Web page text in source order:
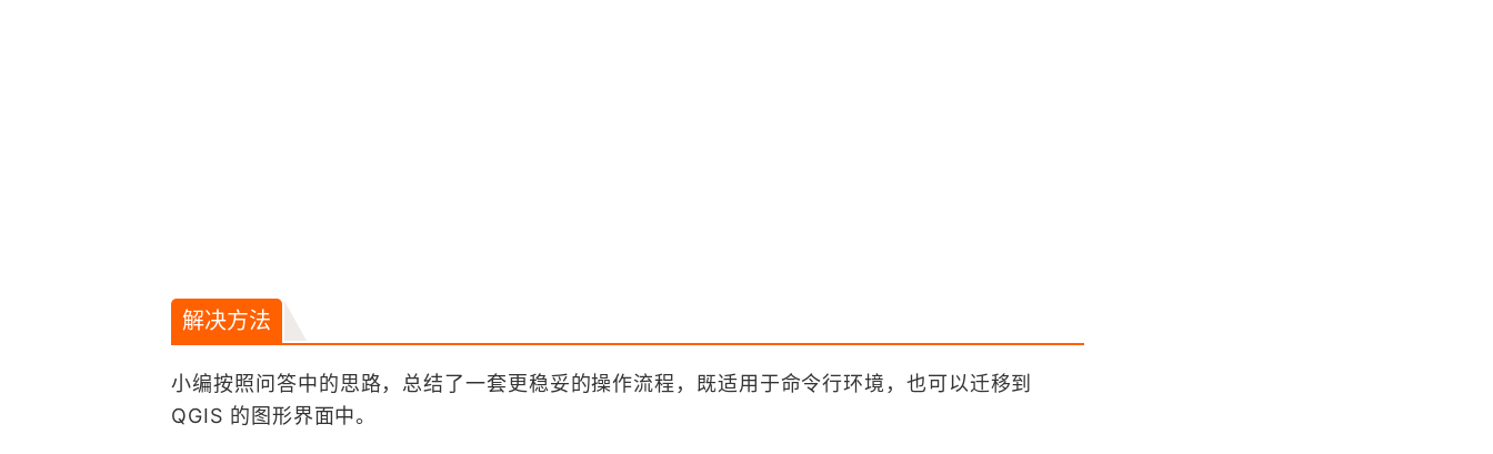
解决方法
小编按照问答中的思路，总结了一套更稳妥的操作流程，既适用于命令行环境，也可以迁移到
QGIS 的图形界面中。